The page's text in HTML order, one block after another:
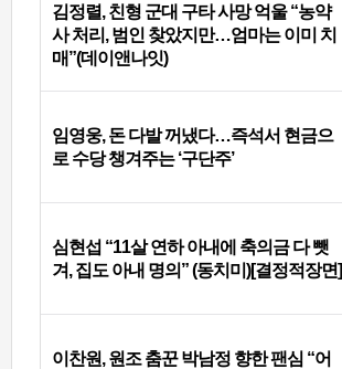
김정렬, 친형 군대 구타 사망 억울 “농약
사 처리, 범인 찾았지만…엄마는 이미 치
매”(데이앤나잇)
임영웅, 돈 다발 꺼냈다…즉석서 현금으
로 수당 챙겨주는 ‘구단주’
심현섭 “11살 연하 아내에 축의금 다 뺏
겨, 집도 아내 명의” (동치미)[결정적장면]
이찬원, 원조 춤꾼 박남정 향한 팬심 “어